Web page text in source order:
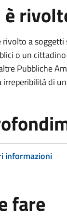
è
rivolto a
o un
Pubbliche
irreperibilità di
informazioni
fare